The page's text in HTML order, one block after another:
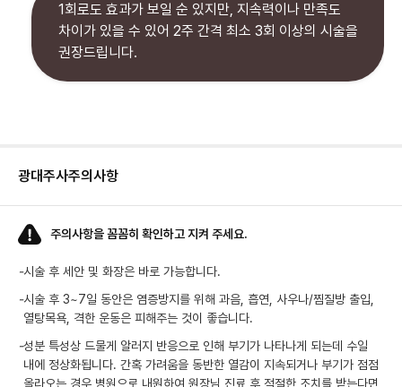
1회로도 효과가 보일 순 있지만, 지속력이나 만족도
차이가 있을 수 있어 2주 간격 최소 3회 이상의 시술을
권장드립니다.
광대주사주의사항
주의사항을 꼼꼼히 확인하고 지켜 주세요.
-시술 후 세안 및 화장은 바로 가능합니다.
-시술 후 3~7일 동안은 염증방지를 위해 과음, 흡연, 사우나/찜질방 출입,
열탕목욕, 격한 운동은 피해주는 것이 좋습니다.
-성분 특성상 드물게 알러지 반응으로 인해 부기가 나타나게 되는데 수일
내에 정상화됩니다. 간혹 가려움을 동반한 열감이 지속되거나 부기가 점점
올라오는 경우 병원으로 내원하여 원장님 진료 후 적절한 조치를 받는다면